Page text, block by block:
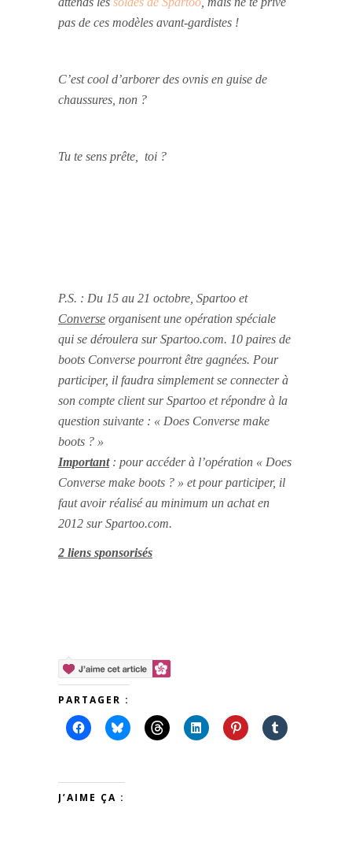
pas de ces modèles avant-gardistes !
C’est cool d’arborer des ovnis en guise de
chaussures, non ?
Tu te sens prête, toi ?
P.S. : Du 15 au 21 octobre, Spartoo et
Converse organisent une opération spéciale
qui se déroulera sur Spartoo.com. 10 paires de
boots Converse pourront être gagnées. Pour
participer, il faudra simplement se connecter à
son compte client sur Spartoo et répondre à la
question suivante : « Does Converse make
boots ? »
Important: pour accéder à l’opération « Does
Converse make boots ? » et pour participer, il
faut avoir réalisé au minimum un achat en
2012 sur Spartoo.com.
2 liens sponsorisés
PARTAGER :
J’AIME ÇA :